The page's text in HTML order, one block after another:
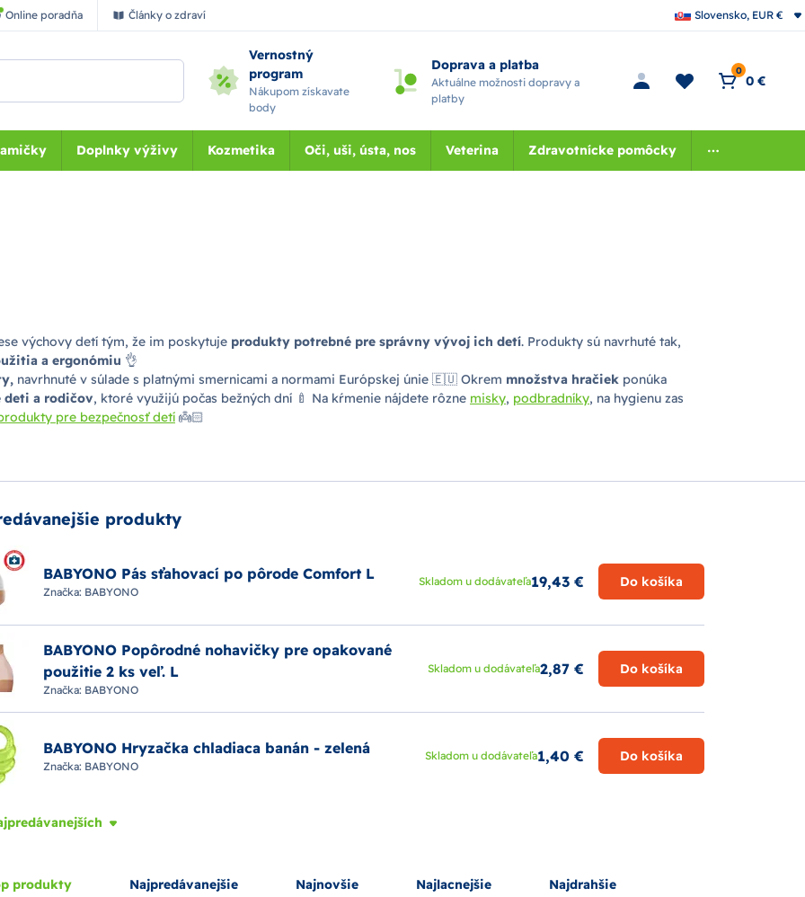
Online poradňa Články o zdraví Slovensko, EUR €
Vernostný
program
Nákupom získavate
body
Doprava a platba
Aktuálne možnosti dopravy a
platby
0
0 €
Doplnky výživy Kozmetika Oči, uši, ústa, nos Veterina Zdravotnícke pomôcky
výchovy detí tým, že im poskytuje produkty potrebné pre správny vývoj ich detí. Produkty sú navrhuté tak,
a ergonómiu 👌
navrhnuté v súlade s platnými smernicami a normami Európskej únie 🇪🇺 Okrem množstva hračiek ponúka
deti a rodičov, ktoré využijú počas bežných dní 🍼 Na kŕmenie nájdete rôzne misky, podbradníky, na hygienu zas
pre bezpečnosť detí 👼🏻
produkty
BABYONO Pás sťahovací po pôrode Comfort L
Značka: BABYONO
Skladom u dodávateľa19,43 € Do košíka
BABYONO Popôrodné nohavičky pre opakované
použitie 2 ks veľ. L
Značka: BABYONO
Skladom u dodávateľa2,87 € Do košíka
BABYONO Hryzačka chladiaca banán - zelená
Značka: BABYONO
Skladom u dodávateľa1,40 € Do košíka
produkty Najpredávanejšie Najnovšie Najlacnejšie Najdrahšie